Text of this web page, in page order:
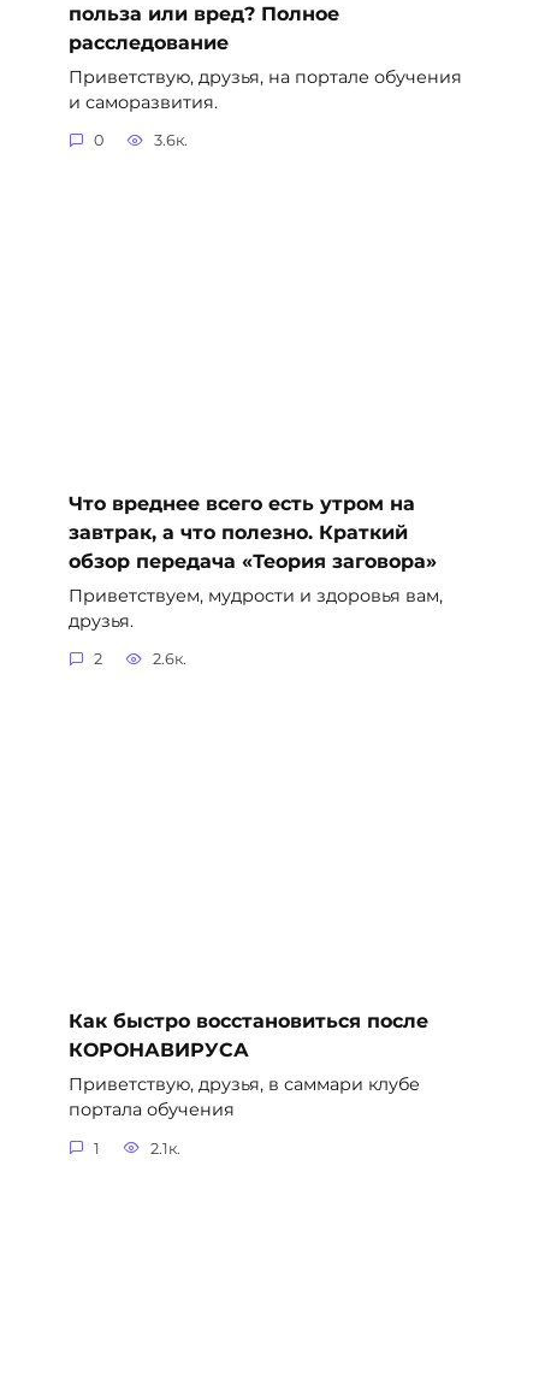
польза или вред? Полное
расследование
Приветствую, друзья, на портале обучения
и саморазвития.
0 3.6к.
Что вреднее всего есть утром на
завтрак, а что полезно. Краткий
обзор передача «Теория заговора»
Приветствуем, мудрости и здоровья вам,
друзья.
2 2.6к.
Как быстро восстановиться после
КОРОНАВИРУСА
Приветствую, друзья, в саммари клубе
портала обучения
1 2.1к.